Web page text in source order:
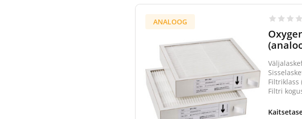
ANALOOG
Filtriklass
Filtri